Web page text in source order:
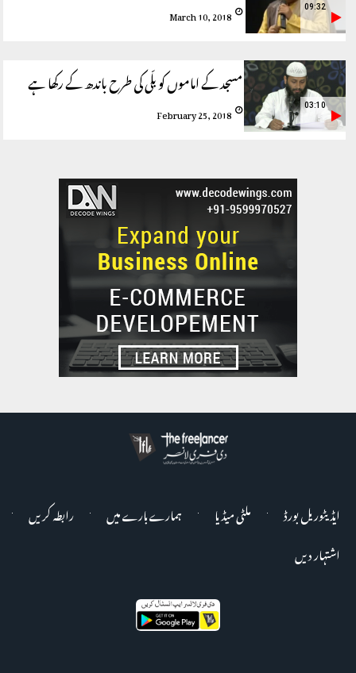
March 10, 2018 09:32
مسجد کے اماموں کو بلّی کی طرح باندھ کے رکھا ہے
February 25, 2018 03:10
ایڈیٹوریل بورڈ ملٹی میڈیا ہمارے بارے میں
رابطہ کریں
اشتہار دیں